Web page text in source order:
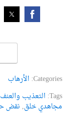
Categories: الأرهاب
Tags: التعذيب والعنف
مجاهدي خلق,نقض